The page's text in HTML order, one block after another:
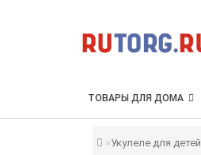
ТОВАРЫ ДЛЯ ДОМА
Укулеле для детей